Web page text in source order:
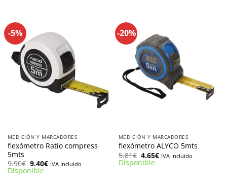
-5%
MEDICIÓN Y MARCADORES
flexómetro Ratio compress
5mts
9.90€ El
precio
original
9.40€El
precio
IVA Incluido
Disponible
-20%
MEDICIÓN Y MARCADORES
flexómetro ALYCO 5mts
5.81€ El
precio
original
4.65€El
precio
IVA Incluido
Disponible